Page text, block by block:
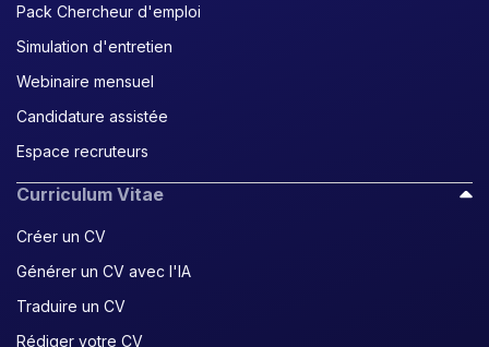
Pack Chercheur d'emploi
Simulation d'entretien
Webinaire mensuel
Candidature assistée
Espace recruteurs
Curriculum Vitae
Créer un CV
Générer un CV avec l'IA
Traduire un CV
Rédiger votre CV